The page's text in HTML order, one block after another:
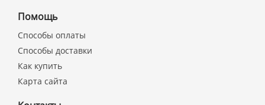
Помощь
Способы оплаты
Способы доставки
Как купить
Карта сайта